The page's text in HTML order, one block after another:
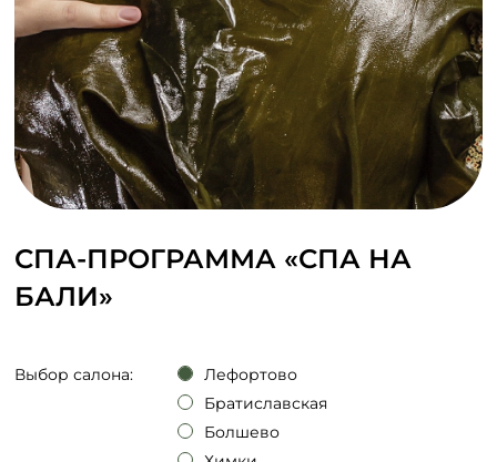
СПА-ПРОГРАММА «СПА НА
БАЛИ»
Выбор салона:
Лефортово
Братиславская
Болшево